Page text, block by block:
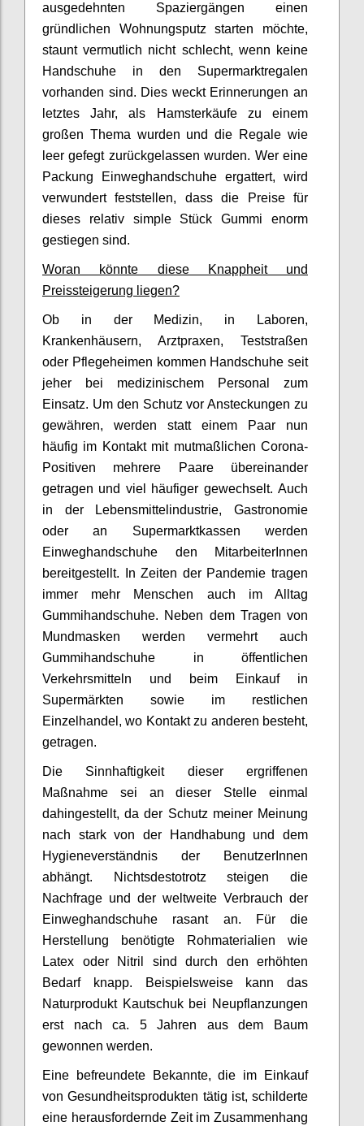
ausgedehnten Spaziergängen einen
gründlichen Wohnungsputz starten möchte,
staunt vermutlich nicht schlecht, wenn keine
Handschuhe in den Supermarktregalen
vorhanden sind. Dies weckt Erinnerungen an
letztes Jahr, als Hamsterkäufe zu einem
großen Thema wurden und die Regale wie
leer gefegt zurückgelassen wurden. Wer eine
Packung Einweghandschuhe ergattert, wird
verwundert feststellen, dass die Preise für
dieses relativ simple Stück Gummi enorm
gestiegen sind.
Woran könnte diese Knappheit und
Preissteigerung liegen?
Ob in der Medizin, in Laboren,
Krankenhäusern, Arztpraxen, Teststraßen
oder Pflegeheimen kommen Handschuhe seit
jeher bei medizinischem Personal zum
Einsatz. Um den Schutz vor Ansteckungen zu
gewähren, werden statt einem Paar nun
häufig im Kontakt mit mutmaßlichen Corona-
Positiven mehrere Paare übereinander
getragen und viel häufiger gewechselt. Auch
in der Lebensmittelindustrie, Gastronomie
oder an Supermarktkassen werden
Einweghandschuhe den MitarbeiterInnen
bereitgestellt. In Zeiten der Pandemie tragen
immer mehr Menschen auch im Alltag
Gummihandschuhe. Neben dem Tragen von
Mundmasken werden vermehrt auch
Gummihandschuhe in öffentlichen
Verkehrsmitteln und beim Einkauf in
Supermärkten sowie im restlichen
Einzelhandel, wo Kontakt zu anderen besteht,
getragen.
Die Sinnhaftigkeit dieser ergriffenen
Maßnahme sei an dieser Stelle einmal
dahingestellt, da der Schutz meiner Meinung
nach stark von der Handhabung und dem
Hygieneverständnis der BenutzerInnen
abhängt. Nichtsdestotrotz steigen die
Nachfrage und der weltweite Verbrauch der
Einweghandschuhe rasant an. Für die
Herstellung benötigte Rohmaterialien wie
Latex oder Nitril sind durch den erhöhten
Bedarf knapp. Beispielsweise kann das
Naturprodukt Kautschuk bei Neupflanzungen
erst nach ca. 5 Jahren aus dem Baum
gewonnen werden.
Eine befreundete Bekannte, die im Einkauf
von Gesundheitsprodukten tätig ist, schilderte
eine herausfordernde Zeit im Zusammenhang